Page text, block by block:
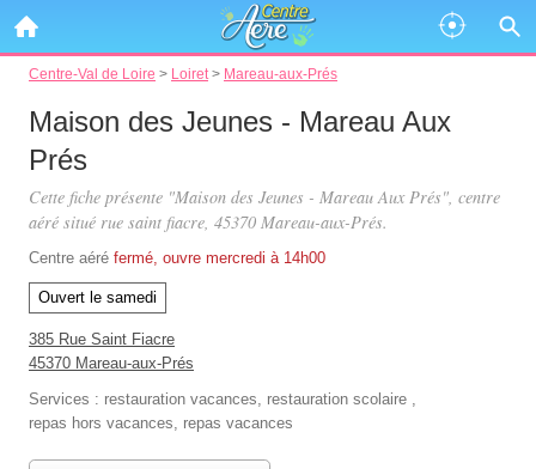
Centre-Val de Loire > Loiret > Mareau-aux-Prés
Maison des Jeunes - Mareau Aux
Prés
Cette fiche présente "Maison des Jeunes - Mareau Aux Prés", centre
aéré situé rue saint fiacre, 45370 Mareau-aux-Prés.
Centre aéré fermé, ouvre mercredi à 14h00
Ouvert le samedi
385 Rue Saint Fiacre
45370 Mareau-aux-Prés
Services : restauration vacances, restauration scolaire ,
repas hors vacances, repas vacances